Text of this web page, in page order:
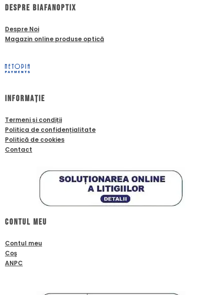
dESPRE biafanoptix
Despre Noi
Magazin online produse optică
Informație
Termeni și condiții
Politica de confidențialitate
Politică de cookies
Contact
Contul meu
Contul meu
Coş
ANPC